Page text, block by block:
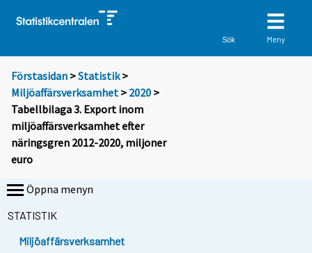
Sök Meny
Förstasidan >Statistik >
Miljöaffärsverksamhet > 2020 >
Tabellbilaga 3. Export inom
miljöaffärsverksamhet efter
näringsgren 2012-2020, miljoner
euro
Öppna menyn
STATISTIK
Miljöaffärsverksamhet